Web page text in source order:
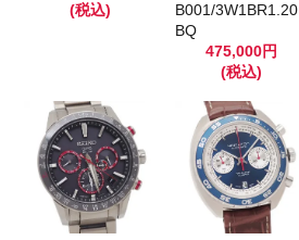
(税込)
B001/3W1BR1.20
BQ
475,000円
(税込)